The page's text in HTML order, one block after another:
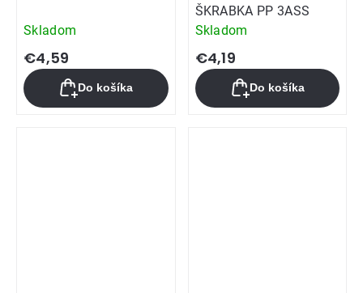
Skladom
€4,59
Do košíka
ŠKRABKA PP 3ASS
Skladom
€4,19
Do košíka